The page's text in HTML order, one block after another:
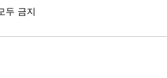
두 금지